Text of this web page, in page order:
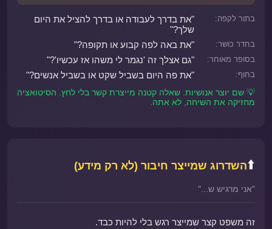
בתור לקפה:
"את בדרך לעבודה או בדרך להציל את היום
שלך?"
בחדר כושר: "את באה לפה קבוע או תקופה?"
בסופר מאוחר: "גם אצלך זה 'נגמר לי משהו אז עכשיו'?"
בחוף: "את פה היום בשביל שקט או בשביל אנשים?"
💡 שם יוצר אנושיות. שאלה קטנה מייצרת קשר בלי לחץ. הסיטואציה
מחזיקה את השיחה, לא אתה.
⬆️השדרוג שמייצר חיבור (לא רק מידע)
"אני מרגיש ש..."
זה משפט קצר שמייצר רגש בלי להיות כבד.